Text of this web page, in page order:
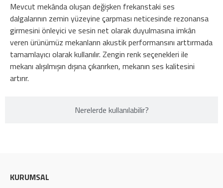
Nerelerde kullanılabilir?​
Mevcut mekânda oluşan değişken frekanstaki ses
dalgalarının zemin yüzeyine çarpması neticesinde rezonansa
girmesini önleyici ve sesin net olarak duyulmasına imkân
veren ürünümüz mekanların akustik performansını arttırmada
tamamlayıcı olarak kullanılır. Zengin renk seçenekleri ile
mekanı alışılmışın dışına çıkarırken, mekanın ses kalitesini
artırır.
KURUMSAL